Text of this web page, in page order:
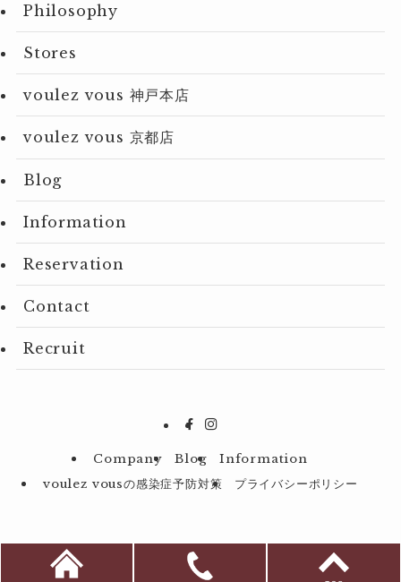
Philosophy
Stores
voulez vous 神戸本店
voulez vous 京都店
Blog
Information
Reservation
Contact
Recruit
Company Blog
Information
voulez vousの感染症予防対策
プライバシーポリシー
2023 P.P.P.Creation Co.Ltd.